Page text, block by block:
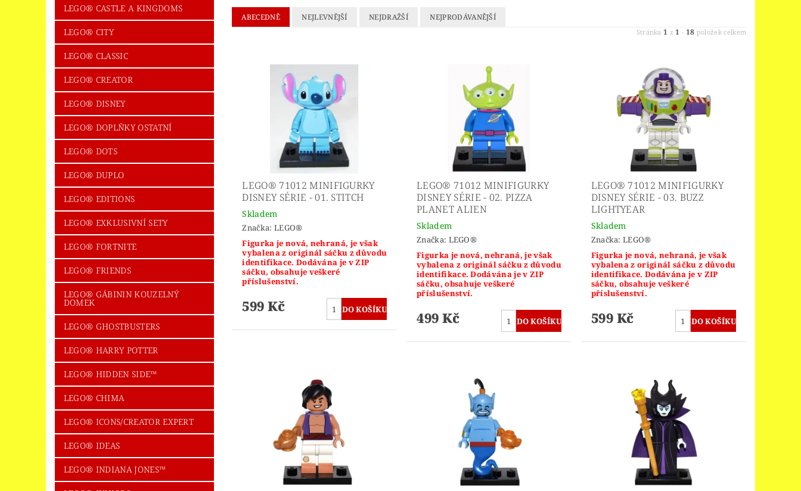
LEGO® CASTLE A KINGDOMS
LEGO® CITY
LEGO® CLASSIC
LEGO® CREATOR
LEGO® DISNEY
LEGO® DOPLŇKY OSTATNÍ
LEGO® DOTS
LEGO® DUPLO
LEGO® EDITIONS
LEGO® EXKLUSIVNÍ SETY
LEGO® FORTNITE
LEGO® FRIENDS
LEGO® GÁBININ KOUZELNÝ
DOMEK
LEGO® GHOSTBUSTERS
LEGO® HARRY POTTER
LEGO® HIDDEN SIDE™
LEGO® CHIMA
LEGO® ICONS/CREATOR EXPERT
LEGO® IDEAS
LEGO® INDIANA JONES™
ABECEDNĚ NEJLEVNĚJŠÍ NEJDRAŽŠÍ NEJPRODÁVANĚJŠÍ
Stránka1 z1 - 18 položek celkem
LEGO® 71012 MINIFIGURKY
DISNEY SÉRIE - 01. STITCH
Skladem
Značka: LEGO®
Figurka je nová, nehraná, je však
vybalena z originál sáčku z důvodu
identifikace. Dodávána je v ZIP
sáčku, obsahuje veškeré
příslušenství.
599 Kč
LEGO® 71012 MINIFIGURKY
DISNEY SÉRIE - 02. PIZZA
PLANET ALIEN
Skladem
Značka: LEGO®
Figurka je nová, nehraná, je však
vybalena z originál sáčku z důvodu
identifikace. Dodávána je v ZIP
sáčku, obsahuje veškeré
příslušenství.
499 Kč
LEGO® 71012 MINIFIGURKY
DISNEY SÉRIE - 03. BUZZ
LIGHTYEAR
Skladem
Značka:LEGO®
Figurka je nová, nehraná, je však
vybalena z originál sáčku z důvodu
identifikace. Dodávána je v ZIP
sáčku, obsahuje veškeré
příslušenství.
599 Kč